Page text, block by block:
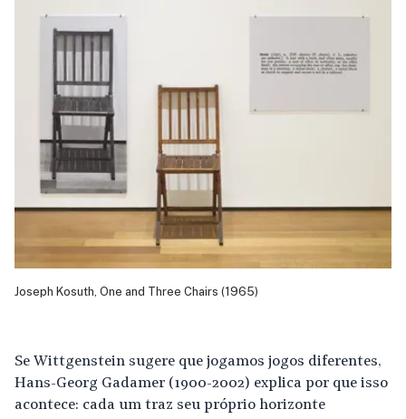
Joseph Kosuth, One and Three Chairs (1965)
Se Wittgenstein sugere que jogamos jogos diferentes,
Hans-Georg Gadamer (1900-2002) explica por que isso
acontece: cada um traz seu próprio horizonte